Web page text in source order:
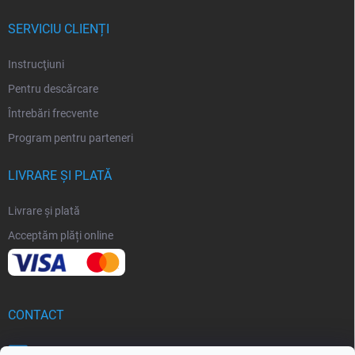
SERVICIU CLIENȚI
Instrucţiuni
Pentru descărcare
Întrebări frecvente
Program pentru parteneri
LIVRARE ȘI PLATĂ
Livrare și plată
Acceptăm plăți online
CONTACT